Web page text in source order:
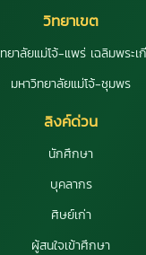
วิทยาเขต
ยาลัยแม่โจ้-แพร่ เฉลิมพระเ
มหาวิทยาลัยแม่โจ้-ชุมพร
ลิงค์ด่วน
นักศึกษา
บุคลากร
ศิษย์เก่า
ผู้สนใจเข้าศึกษา